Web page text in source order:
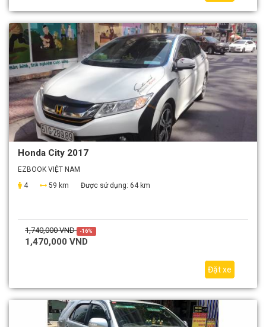
Honda City 2017
EZBOOK VIỆT NAM
4
59 km Được sử dụng: 64 km
1,740,000 VND -16%
1,470,000 VND
Đặt xe